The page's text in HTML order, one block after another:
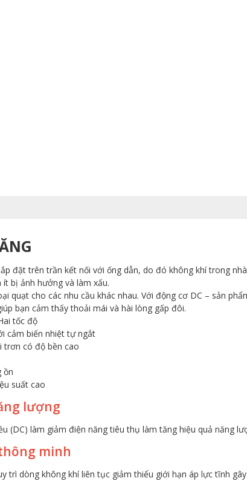
đặt trên trần kết nối với ống dẫn, do đó không khí trong
bị ảnh hưởng và làm xấu.
quạt cho các nhu cầu khác nhau. Với động cơ DC – sản
bạn cảm thấy thoải mái và hài lòng gấp đôi.
tốc độ
cảm biến nhiệt tự ngắt
trơn có độ bền cao
ồn
suất cao
lượng
(DC) làm giảm điện năng tiêu thụ làm tăng hiệu quả năng
minh
trì dòng không khí liên tục giảm thiểu giới hạn áp lực tĩnh